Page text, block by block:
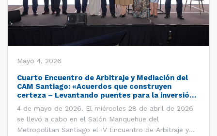
Mayo 4, 2026
Cuarto Encuentro de Arbitraje y Mediación del
CAM Santiago: «Acuerdos que construyen
certeza – Levantando puentes para la inversión
4 de mayo de 2026. El miércoles 28 de abril de 2026
se llevó a cabo en el Salón Manquehue del
Metropolitan Santiago el IV Encuentro de Arbitraje y